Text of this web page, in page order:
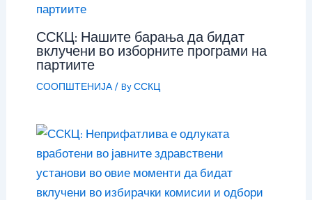
ССКЦ: Нашите барања да бидат
вклучени во изборните програми на
партиите
СООПШТЕНИЈА/ ByССКЦ